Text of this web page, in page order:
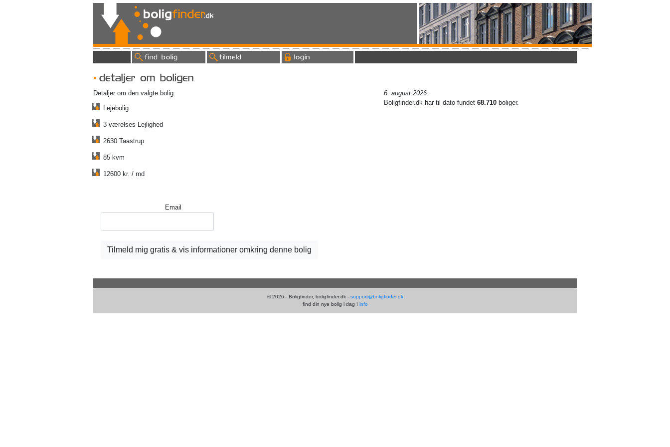
find bolig tilmeld login
detaljer om boligen
Detaljer om den valgte bolig:
Lejebolig
3 værelses Lejlighed
2630 Taastrup
85 kvm
12600 kr. / md
Email
Tilmeld mig gratis & vis informationer omkring denne bolig
6. august 2026:
Boligfinder.dk har til dato fundet68.710 boliger.
© 2026 - Boligfinder, boligfinder.dk - support@boligfinder.dk
find din nye bolig i dag ! info